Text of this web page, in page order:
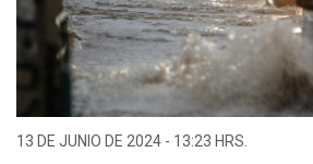
13 DE JUNIO DE 2024 - 13:23 HRS.